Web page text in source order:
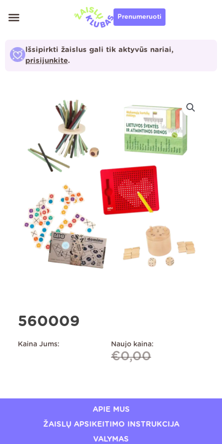
prie
Prenumeruoti
Išsipirkti žaislus gali tik aktyvūs nariai,
prisijunkite.
560009
Kaina Jums: Naujo kaina:
€0,00
APIE MUS
ŽAISLŲ APSIKEITIMO INSTRUKCIJA
VALYMAS